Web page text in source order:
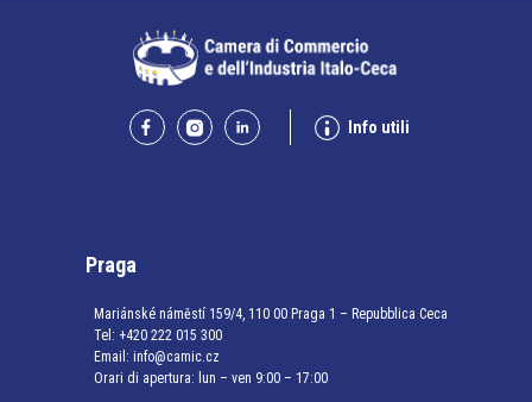
Info utili
Praga
Mariánské náměstí 159/4, 110 00 Praga 1 – Repubblica Ceca
Tel: +420 222 015 300
Email: info@camic.cz
Orari di apertura: lun – ven 9:00 – 17:00